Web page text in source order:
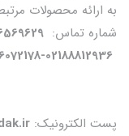
به ارائه محصولات
شماره تماس: 09356569629
02188812936
پست الکترونیک: